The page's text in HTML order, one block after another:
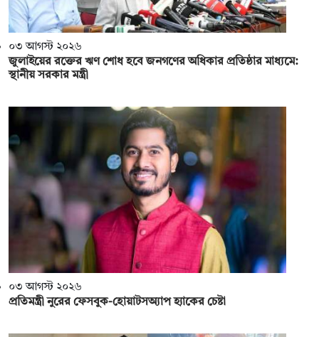
০৩ আগস্ট ২০২৬
জুলাইয়ের রক্তের ঋণ শোধ হবে জনগণের অধিকার প্রতিষ্ঠার মাধ্যমে:
স্থানীয় সরকার মন্ত্রী
০৩ আগস্ট ২০২৬
প্রতিমন্ত্রী নুরের ফেসবুক-হোয়াটসঅ্যাপ হ্যাকের চেষ্টা